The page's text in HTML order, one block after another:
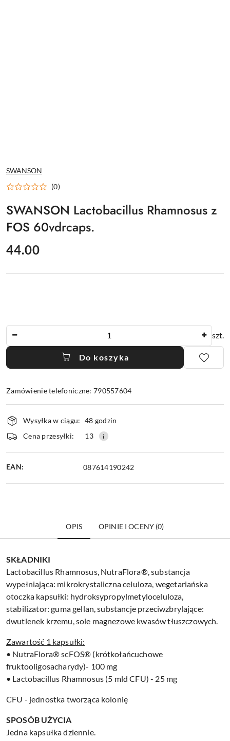
NAZWA
PRODUCENTA:
SWANSON
(0)
SWANSON Lactobacillus Rhamnosus z
FOS 60vdrcaps.
cena:
44.00
szt.
Do koszyka
Zamówienie telefoniczne: 790557604
Dostępność
i
dostawa
Wysyłka w ciągu: 48 godzin
Cena przesyłki:
13
EAN: 087614190242
OPIS OPINIE I OCENY (0)
SKŁADNIKI
Lactobacillus Rhamnosus, NutraFlora®, substancja
wypełniająca: mikrokrystaliczna celuloza, wegetariańska
otoczka kapsułki: hydroksypropylmetyloceluloza,
stabilizator: guma gellan, substancje przeciwzbrylające:
dwutlenek krzemu, sole magnezowe kwasów tłuszczowych.
Zawartość 1 kapsułki:
• NutraFlora® scFOS® (krótkołańcuchowe
fruktooligosacharydy)- 100 mg
• Lactobacillus Rhamnosus (5 mld CFU) - 25 mg
CFU - jednostka tworząca kolonię
SPOSÓB UŻYCIA
Jedna kapsułka dziennie.